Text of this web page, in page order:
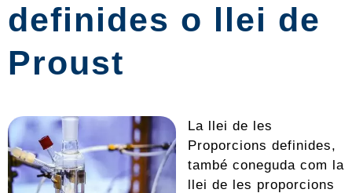
definides o llei de
Proust
La llei de les
Proporcions definides,
també coneguda com la
llei de les proporcions